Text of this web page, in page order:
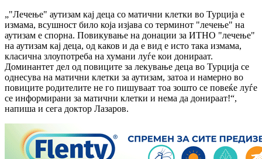
„"Лечење" аутизам кај деца со матични клетки во Турција е
измама, всушност било која изјава со терминот "лечење" на
аутизам е спорна. Повикување на донации за ИТНО "лечење"
на аутизам кај деца, од каков и да е вид е исто така измама,
класична злоупотреба на хумани луѓе кои донираат.
Доминантет дел од повиците за лекување деца во Турција се
однесува на матични клетки за аутизам, затоа и намерно во
повиците родителите не го пишуваат тоа зошто се повеќе луѓе
се информирани за матични клетки и нема да донираат!“,
напиша и сега доктор Лазаров.